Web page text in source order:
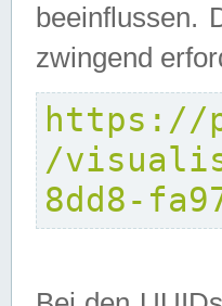
beeinflussen.
zwingend
https://
/
8dd8-